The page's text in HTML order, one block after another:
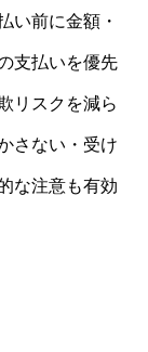
い前に金額・
支払いを優先
リスクを減ら
さない・受け
な注意も有効